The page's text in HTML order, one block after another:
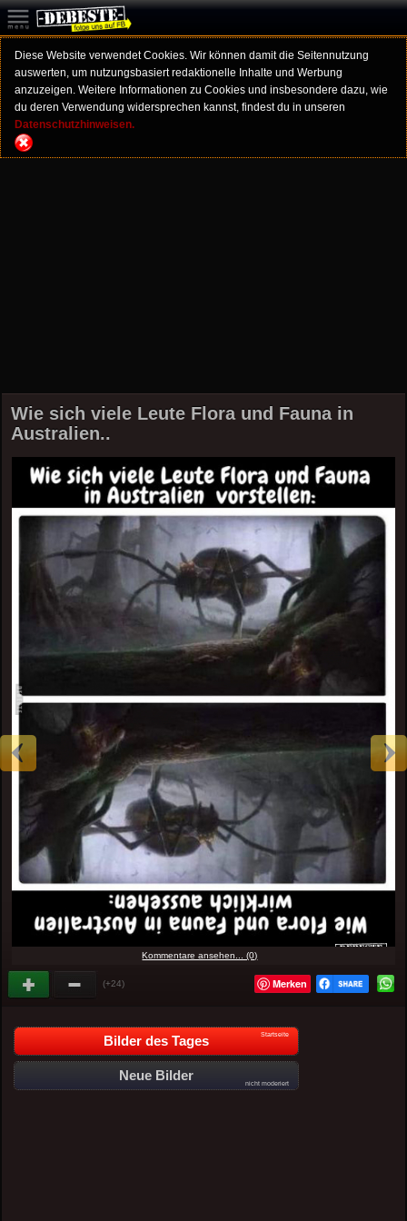
Diese Website verwendet Cookies. Wir können damit die Seitennutzung
auswerten, um nutzungsbasiert redaktionelle Inhalte und Werbung
anzuzeigen. Weitere Informationen zu Cookies und insbesondere dazu, wie
du deren Verwendung widersprechen kannst, findest du in unseren
Datenschutzhinweisen.
Wie sich viele Leute Flora und Fauna in
Australien..
Kommentare ansehen... (0)
(+24) Merken
Bilder des Tages Startseite
Neue Bilder
nicht moderiert